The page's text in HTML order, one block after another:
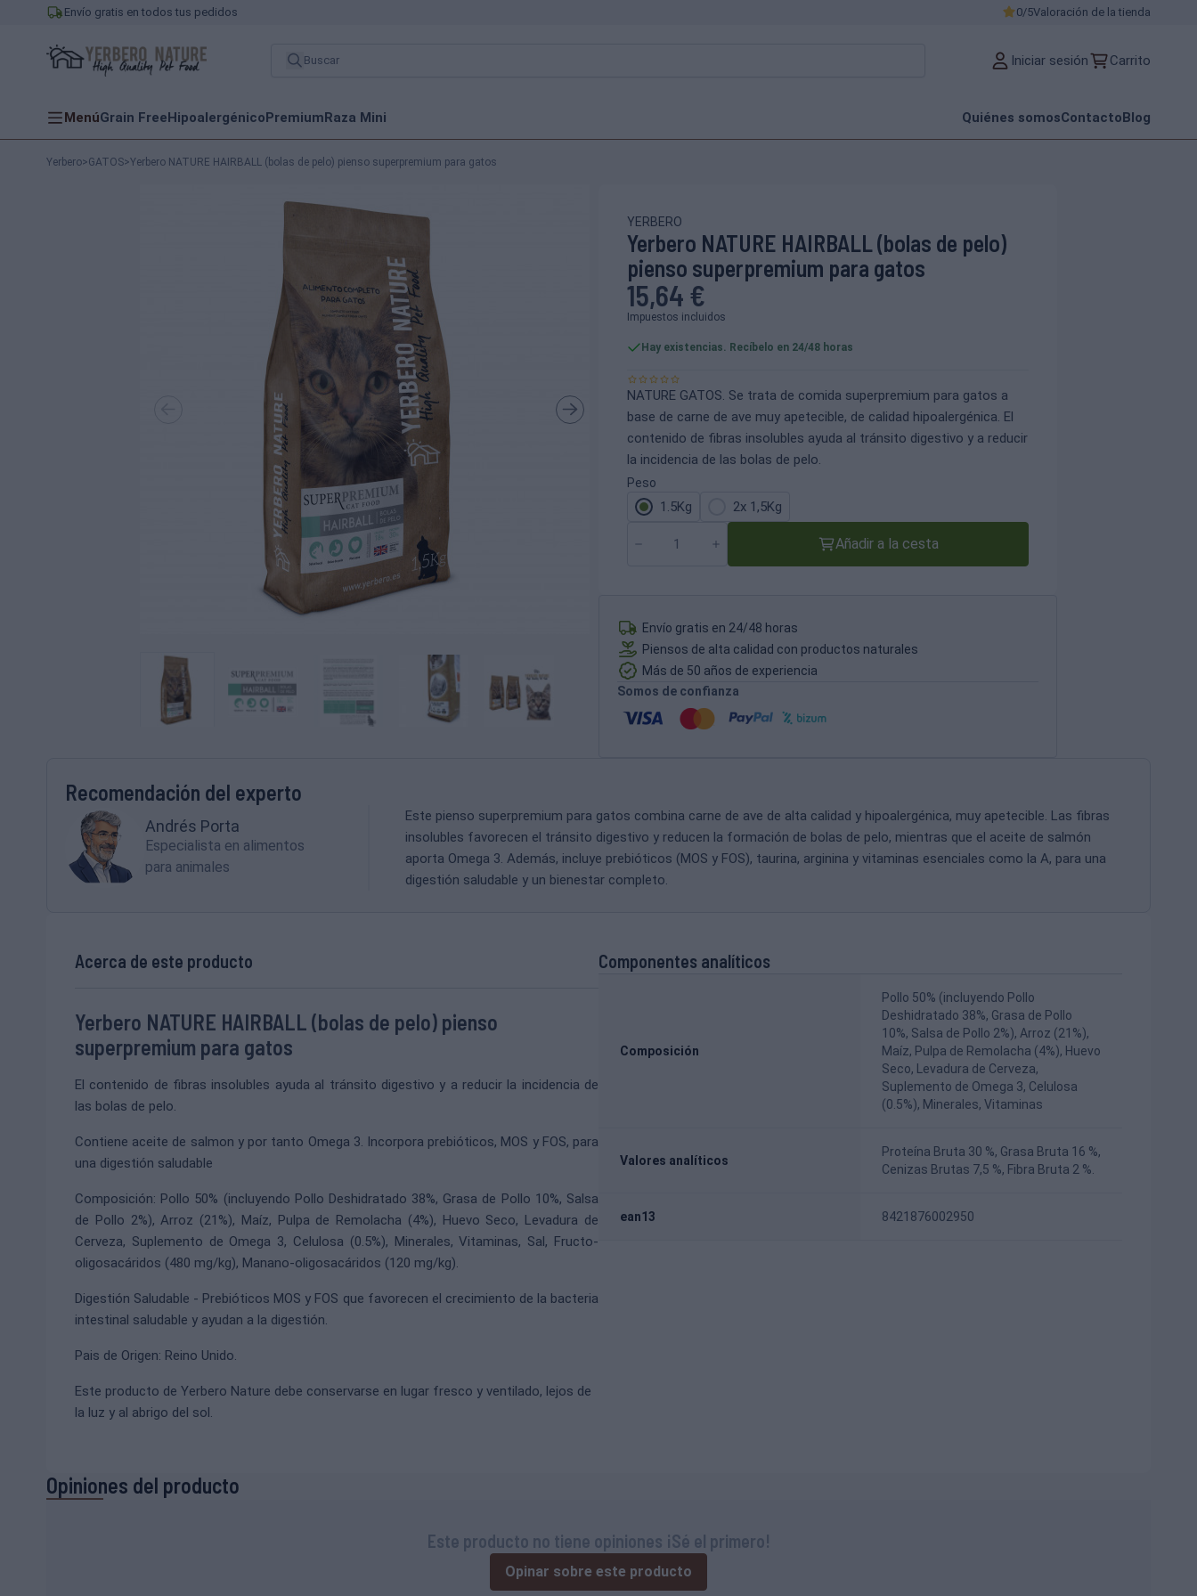
Envío gratis en todos tus pedidos 0/5Valoración de la tienda
Iniciar sesión Carrito
MenúGrain FreeHipoalergénicoPremiumRaza Mini Quiénes somosContactoBlog
Yerbero>GATOS>Yerbero NATURE HAIRBALL (bolas de pelo) pienso superpremium para gatos
YERBERO
Yerbero NATURE HAIRBALL (bolas de pelo)
pienso superpremium para gatos
15,64 €
Impuestos incluidos
Hay existencias. Recíbelo en 24/48 horas
NATURE GATOS. Se trata de comida superpremium para gatos a
base de carne de ave muy apetecible, de calidad hipoalergénica. El
contenido de fibras insolubles ayuda al tránsito digestivo y a reducir
la incidencia de las bolas de pelo.
Peso
1.5Kg 2x 1,5Kg
Añadir a la cesta
Envío gratis en 24/48 horas
Piensos de alta calidad con productos naturales
Más de 50 años de experiencia
Somos de confianza
Recomendación del experto
Andrés Porta
Especialista en alimentos
para animales
Este pienso superpremium para gatos combina carne de ave de alta calidad y hipoalergénica, muy apetecible. Las fibras
insolubles favorecen el tránsito digestivo y reducen la formación de bolas de pelo, mientras que el aceite de salmón
aporta Omega 3. Además, incluye prebióticos (MOS y FOS), taurina, arginina y vitaminas esenciales como la A, para una
digestión saludable y un bienestar completo.
Acerca de este producto
Yerbero NATURE HAIRBALL (bolas de pelo) pienso
superpremium para gatos
El contenido de fibras insolubles ayuda al tránsito digestivo y a reducir la incidencia de
las bolas de pelo.
Contiene aceite de salmon y por tanto Omega 3. Incorpora prebióticos, MOS y FOS, para
una digestión saludable
Composición: Pollo 50% (incluyendo Pollo Deshidratado 38%, Grasa de Pollo 10%, Salsa
de Pollo 2%), Arroz (21%), Maíz, Pulpa de Remolacha (4%), Huevo Seco, Levadura de
Cerveza, Suplemento de Omega 3, Celulosa (0.5%), Minerales, Vitaminas, Sal, Fructo-
oligosacáridos (480 mg/kg), Manano-oligosacáridos (120 mg/kg).
Digestión Saludable - Prebióticos MOS y FOS que favorecen el crecimiento de la bacteria
intestinal saludable y ayudan a la digestión.
Pais de Origen: Reino Unido.
Este producto de Yerbero Nature debe conservarse en lugar fresco y ventilado, lejos de
la luz y al abrigo del sol.
Componentes analíticos
Composición
Pollo 50% (incluyendo Pollo
Deshidratado 38%, Grasa de Pollo
10%, Salsa de Pollo 2%), Arroz (21%),
Maíz, Pulpa de Remolacha (4%), Huevo
Seco, Levadura de Cerveza,
Suplemento de Omega 3, Celulosa
(0.5%), Minerales, Vitaminas
Valores analíticos
Proteína Bruta 30 %, Grasa Bruta 16 %,
Cenizas Brutas 7,5 %, Fibra Bruta 2 %.
ean13 8421876002950
Opiniones del producto
Este producto no tiene opiniones ¡Sé el primero!
Opinar sobre este producto